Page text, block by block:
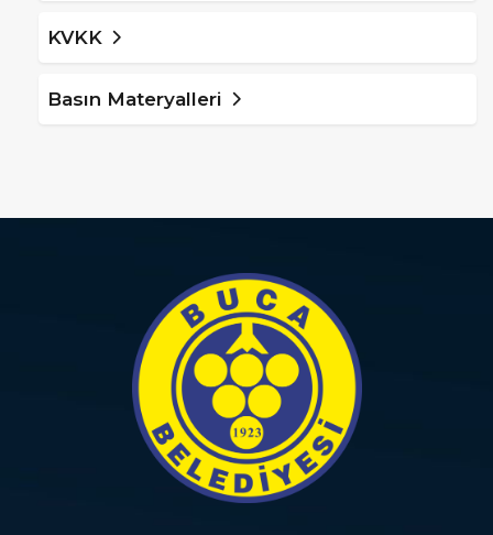
KVKK
Basın Materyalleri